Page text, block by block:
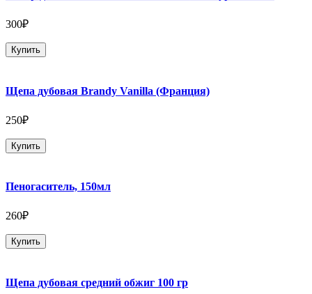
300₽
Купить
Щепа дубовая Brandy Vanilla (Франция)
250₽
Купить
Пеногаситель, 150мл
260₽
Купить
Щепа дубовая средний обжиг 100 гр